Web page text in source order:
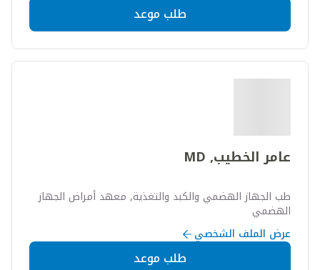
طلب موعد
عامر الخطيب, MD
طب الجهاز الهضمي والكبد والتغذية, معهد أمراض الجهاز
الهضمي
عرض الملف الشخصي
طلب موعد